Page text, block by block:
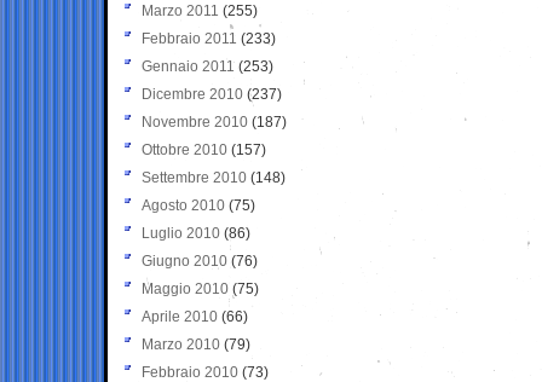
Marzo 2011 (255)
Febbraio 2011 (233)
Gennaio 2011 (253)
Dicembre 2010 (237)
Novembre 2010 (187)
Ottobre 2010 (157)
Settembre 2010 (148)
Agosto 2010 (75)
Luglio 2010 (86)
Giugno 2010 (76)
Maggio 2010 (75)
Aprile 2010 (66)
Marzo 2010 (79)
Febbraio 2010 (73)